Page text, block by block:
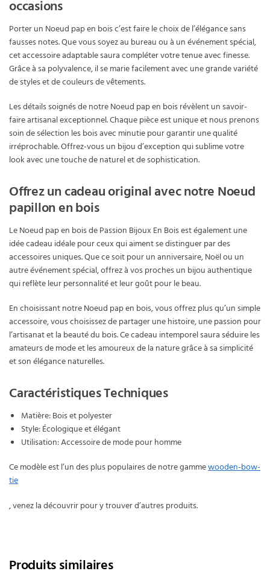
occasions
Porter un Noeud pap en bois c’est faire le choix de l’élégance sans
fausses notes. Que vous soyez au bureau ou à un événement spécial,
cet accessoire adaptable saura compléter votre tenue avec finesse.
Grâce à sa polyvalence, il se marie facilement avec une grande variété
de styles et de couleurs de vêtements.
Les détails soignés de notre Noeud pap en bois révèlent un savoir-
faire artisanal exceptionnel. Chaque pièce est unique et nous prenons
soin de sélection les bois avec minutie pour garantir une qualité
irréprochable. Offrez-vous un bijou d’exception qui sublime votre
look avec une touche de naturel et de sophistication.
Offrez un cadeau original avec notre Noeud
papillon en bois
Le Noeud pap en bois de Passion Bijoux En Bois est également une
idée cadeau idéale pour ceux qui aiment se distinguer par des
accessoires uniques. Que ce soit pour un anniversaire, Noël ou un
autre événement spécial, offrez à vos proches un bijou authentique
qui reflète leur personnalité et leur goût pour le beau.
En choisissant notre Noeud pap en bois, vous offrez plus qu’un simple
accessoire, vous choisissez de partager une histoire, une passion pour
l’artisanat et la beauté du bois. Ce cadeau intemporel saura séduire les
amateurs de mode et les amoureux de la nature grâce à sa simplicité
et son élégance naturelles.
Caractéristiques Techniques
Matière: Bois et polyester
Style: Écologique et élégant
Utilisation: Accessoire de mode pour homme
Ce modèle est l’un des plus populaires de notre gammewooden-bow-
tie
, venez la découvrir pour y trouver d’autres produits.